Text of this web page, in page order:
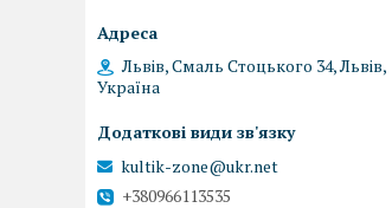
Львів, Смаль Стоцького 34, Львів,
Україна
kultik-zone@ukr.net
+380966113535